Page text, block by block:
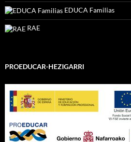
EDUCA Familias
RAE
PROEDUCAR-HEZIGARRI